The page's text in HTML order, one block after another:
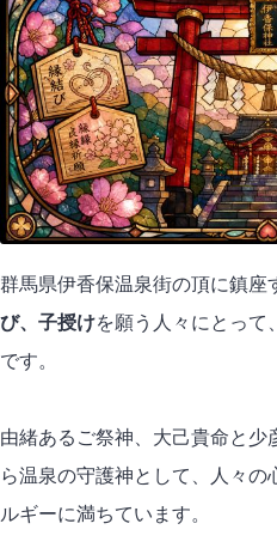
群馬県伊香保温泉街の頂に鎮座
び、子授けを願う人々にとって
です。
由緒あるご祭神、大己貴命と
ら温泉の守護神として、人々
ルギーに満ちています。